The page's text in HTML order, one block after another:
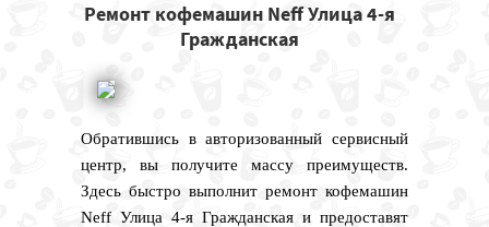
НАШИ КОНТАКТЫ
Ремонт кофемашин Neff Улица 4-я
Гражданская
Обратившись в авторизованный сервисный
центр, вы получите массу преимуществ.
Здесь быстро выполнит ремонт кофемашин
Neff Улица 4-я Гражданская и предоставят